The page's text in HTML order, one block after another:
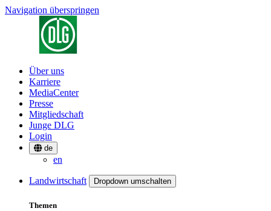
Navigation überspringen
Über uns
Karriere
MediaCenter
Presse
Mitgliedschaft
Junge DLG
Login
de
en
Landwirtschaft Dropdown umschalten
Themen